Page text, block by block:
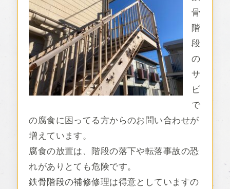
骨
階
段
の
サ
ビ
で
の腐食に困ってる方からのお問い合わせが
増えています。
腐食の放置は、階段の落下や転落事故の恐
れがありとても危険です。
鉄骨階段の補修修理は得意としていますの